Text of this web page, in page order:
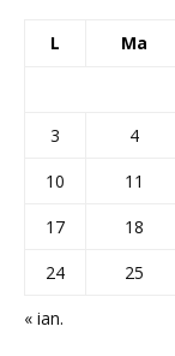
L Ma
« ian.
3
4
10
11
17
18
24
25